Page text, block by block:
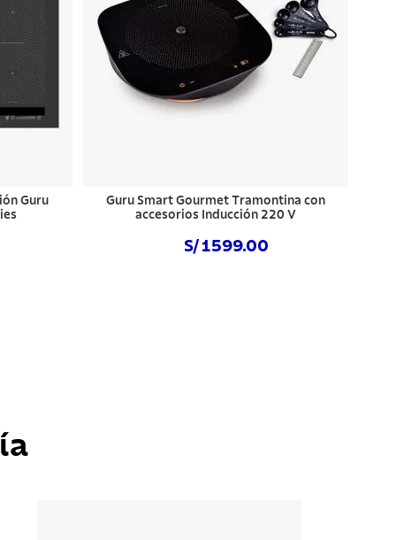
Guru
Guru Smart Gourmet Tramontina con
accesorios Inducción 220 V
S/ 1599.00